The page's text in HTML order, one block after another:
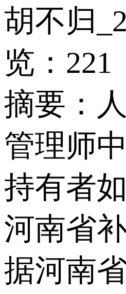
胡不归
览：221
摘要：
管理师
持有者
河南省
据河南